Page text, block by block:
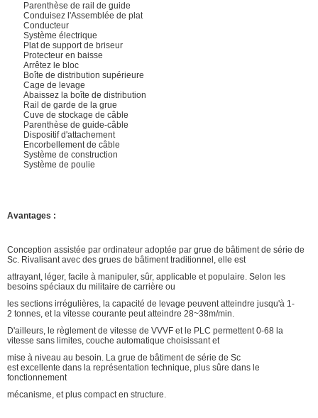
Parenthèse de rail de guide
Conduisez l'Assemblée de plat
Conducteur
Système électrique
Plat de support de briseur
Protecteur en baisse
Arrêtez le bloc
Boîte de distribution supérieure
Cage de levage
Abaissez la boîte de distribution
Rail de garde de la grue
Cuve de stockage de câble
Parenthèse de guide-câble
Dispositif d'attachement
Encorbellement de câble
Système de construction
Système de poulie
Avantages :
Conception assistée par ordinateur adoptée par grue de bâtiment de série de
Sc. Rivalisant avec des grues de bâtiment traditionnel, elle est
attrayant, léger, facile à manipuler, sûr, applicable et populaire. Selon les
besoins spéciaux du militaire de carrière ou
les sections irrégulières, la capacité de levage peuvent atteindre jusqu'à 1-
2 tonnes, et la vitesse courante peut atteindre 28~38m/min.
D'ailleurs, le règlement de vitesse de VVVF et le PLC permettent 0-68 la
vitesse sans limites, couche automatique choisissant et
mise à niveau au besoin. La grue de bâtiment de série de Sc
est excellente dans la représentation technique, plus sûre dans le
fonctionnement
mécanisme, et plus compact en structure.